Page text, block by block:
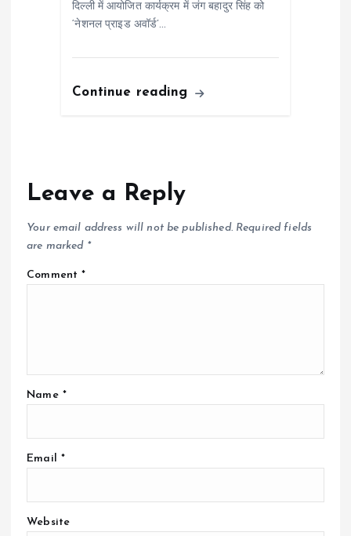
दिल्ली में आयोजित कार्यक्रम में जंग बहादुर सिंह को
‘नेशनल प्राइड अवॉर्ड’…
Continue reading
Leave a Reply
Your email address will not be published. Required fields
are marked *
Comment*
Name *
Email *
Website